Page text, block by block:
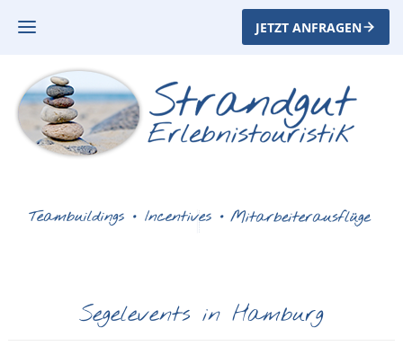
JETZT ANFRAGEN
Segelevents in Hamburg